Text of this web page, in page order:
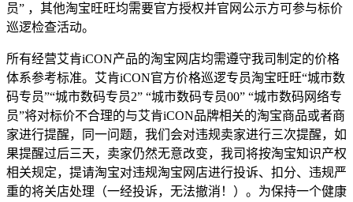
员” ，其他淘宝旺旺均需要官方授权并官网公示方可参与标价
巡逻检查活动。
所有经营艾肯iCON产品的淘宝网店均需遵守我司制定的价格
体系参考标准。艾肯iCON官方价格巡逻专员淘宝旺旺“城市数
码专员”“城市数码专员2” “城市数码专员00” “城市数码网络专
员”将对标价不合理的与艾肯iCON品牌相关的淘宝商品或者商
家进行提醒，同一问题，我们会对违规卖家进行三次提醒，如
果提醒过后三天，卖家仍然无意改变，我司将按淘宝知识产权
相关规定，提请淘宝对违规淘宝网店进行投诉、扣分、违规严
重的将关店处理（一经投诉，无法撤消！）。为保持一个健康